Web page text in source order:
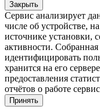
Закрыть
Сервис анализирует
числе об устройстве,
источнике установки,
активности.
идентифицировать
хранится на его
предоставления
отчётов о работе
Принять